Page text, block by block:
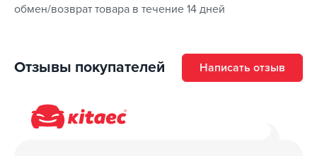
обмен/возврат товара в течение 14 дней
Отзывы покупателей Написать отзыв